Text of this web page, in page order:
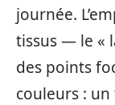
journée.
tissus — le «
des points
couleurs :